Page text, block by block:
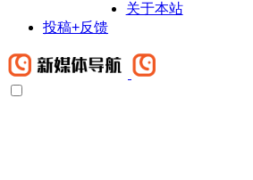
关于本站
投稿+反馈